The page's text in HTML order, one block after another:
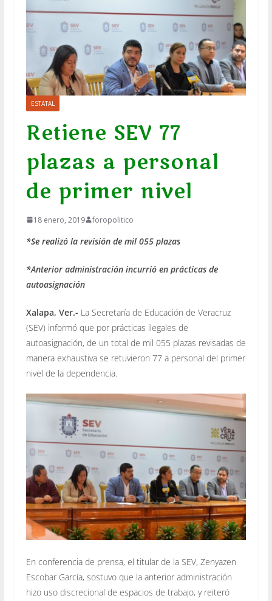
ESTATAL
Retiene SEV 77
plazas a personal
de primer nivel
18 enero, 2019 foropolitico
*Se realizó la revisión de mil 055 plazas
*Anterior administración incurrió en prácticas de
autoasignación
Xalapa, Ver.- La Secretaría de Educación de Veracruz
(SEV) informó que por prácticas ilegales de
autoasignación, de un total de mil 055 plazas revisadas de
manera exhaustiva se retuvieron 77 a personal del primer
nivel de la dependencia.
En conferencia de prensa, el titular de la SEV, Zenyazen
Escobar García, sostuvo que la anterior administración
hizo uso discrecional de espacios de trabajo, y reiteró